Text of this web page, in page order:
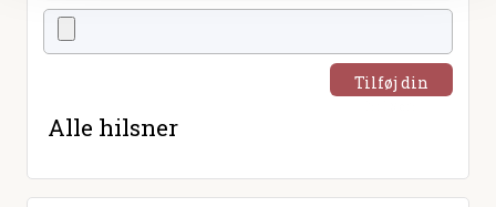
Tilføj din
Alle hilsner